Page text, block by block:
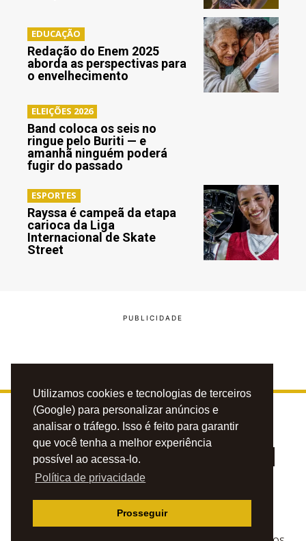
Utilizamos cookies e tecnologias de terceiros
(Google) para personalizar anúncios e
analisar o tráfego. Isso é feito para garantir
que você tenha a melhor experiência
possível ao acessa-lo.
Política de privacidade
Prosseguir
EDUCAÇÃO
Redação do Enem 2025
aborda as perspectivas para
o envelhecimento
ELEIÇÕES 2026
Band coloca os seis no
ringue pelo Buriti — e
amanhã ninguém poderá
fugir do passado
ESPORTES
Rayssa é campeã da etapa
carioca da Liga
Internacional de Skate
Street
PRIVACIDADE CONTATO